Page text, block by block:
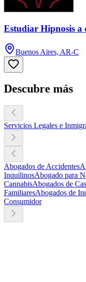
Estudiar Hipnosis a
Buenos Aires, AR-C
Descubre más
Servicios Legales e
Abogados de Accidentes
InquilinosAbogado para
CannabisAbogados de
FamiliaresAbogados de
Consumidor